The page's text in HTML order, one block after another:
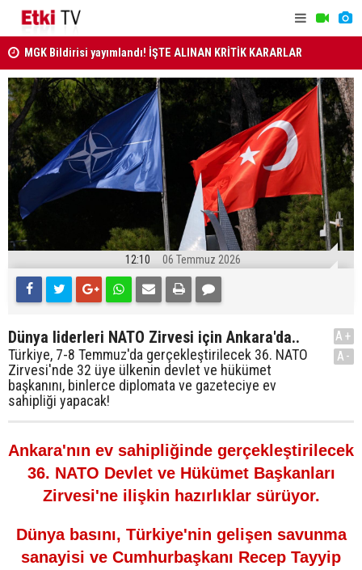
MGK Bildirisi yayımlandı! İŞTE ALINAN KRİTİK KARARLAR
ANAYASA MAHKEMESİ KARARLARI R. GAZETE'DE..
12:10 06 Temmuz 2026
Dünya liderleri NATO Zirvesi için Ankara'da..
Türkiye, 7-8 Temmuz'da gerçekleştirilecek 36. NATO
Zirvesi'nde 32 üye ülkenin devlet ve hükümet
başkanını, binlerce diplomata ve gazeteciye ev
sahipliği yapacak!
A+
A-
Ankara'nın ev sahipliğinde gerçekleştirilecek
36.⁠ ⁠NATO Devlet ve Hükümet Başkanları
Zirvesi'ne ilişkin hazırlıklar sürüyor.
Dünya basını, Türkiye'nin gelişen savunma
sanayisi ve Cumhurbaşkanı Recep Tayyip